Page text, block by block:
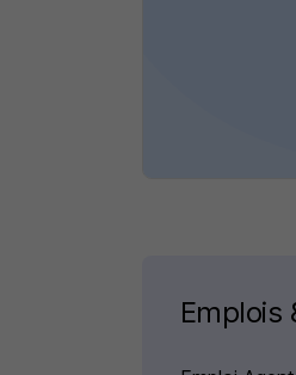
Emplois